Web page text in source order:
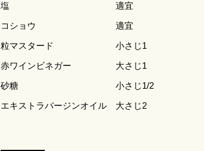
塩
適宜
コショウ
適宜
粒マスタード
小さじ1
赤ワインビネガー
大さじ1
砂糖
小さじ1/2
エキストラバージンオイル
大さじ2